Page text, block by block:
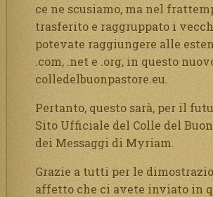
ce ne scusiamo, ma nel
trasferito e raggruppato i
potevate raggiungere alle
.com, .net e .org, in questo
colledelbuonpastore.eu.
Pertanto, questo sarà, per il
Sito Ufficiale del Colle del
dei Messaggi di Myriam.
Grazie a tutti per le
affetto che ci avete inviato in